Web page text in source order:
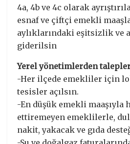
4a, 4b ve 4c olarak
esnaf ve çiftçi emekli
aylıklarındaki eşitsizlik ve
giderilsin
Yerel yönetimlerden
-Her ilçede emekliler için
tesisler açılsın.
-En düşük emekli maaşıyla
ettiremeyen emeklilerle,
nakit, yakacak ve gıda